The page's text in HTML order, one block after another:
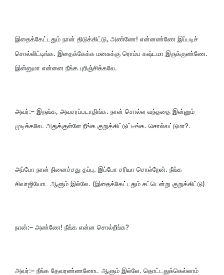
இதைக்கேட்டதும் நான் திடுக்கிட்டு, அண்ணே! என்னண்ணே இப்படிச்
சொல்லிட்டிங்க. இதைக்கேக்க மனசுக்கு ரொம்ப கஷ்டமா இருக்குண்ணே.
இன்னுமா என்னை நீங்க புரிஞ்சிக்கலே.
அவர்:– இருங்க, அவசரப்படாதிங்க. நான் சொல்ல வந்ததை இன்னும்
முடிக்கலே. அதுக்குள்ளே நீங்க குறுக்கிட்டுட்டீங்க. சொல்லட்டுமா?.
அப்போ நான் நினைச்சது தப்பு. இப்போ சரியா சொல்றேன். நீங்க
சிவாஜியோட ஆளும் இல்லே. (இதைக்கேட்டதும் சட்டென்று குறுக்கிட்டு)
நான்:– அண்ணே! நீங்க என்ன சொல்றீங்க?
அவர்:– நீங்க தேவரண்ணனோட ஆளும் இல்லே. தொட்டதுக்கெல்லாம்